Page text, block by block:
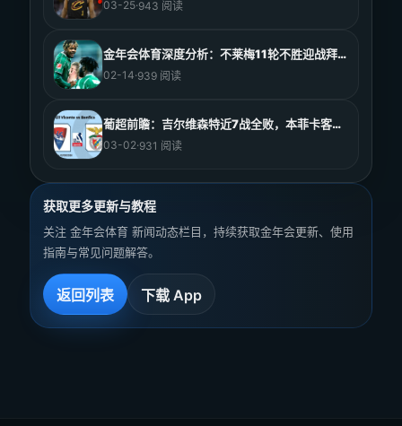
03-25·943 阅读
金年会体育深度分析：不莱梅11轮不胜迎战拜仁，榜首争
02-14·939 阅读
葡超前瞻：吉尔维森特近7战全败，本菲卡客场争稳
03-02·931 阅读
获取更多更新与教程
关注 金年会体育 新闻动态栏目，持续获取金年会更新、使用
指南与常见问题解答。
返回列表 下载 App